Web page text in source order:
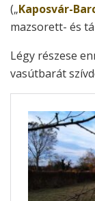
(„Kaposvár-
mazsorett- és
Légy részese
vasútbarát